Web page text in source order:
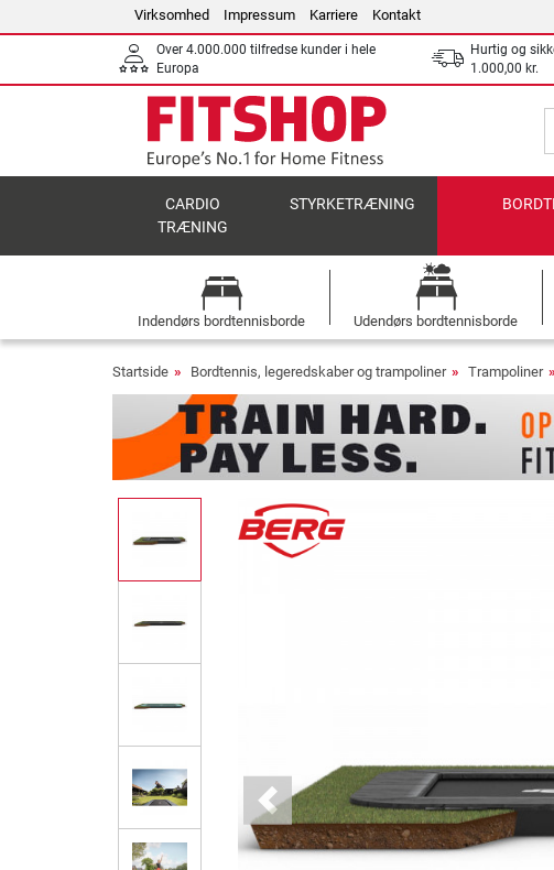
Virksomhed Impressum Karriere Kontakt
Over 4.000.000 tilfredse kunder i hele
Europa
Hurtig og
1.000,00 kr.
CARDIO
TRÆNING
STYRKETRÆNING
Indendørs bordtennisborde Udendørs bordtennisborde
Startside Bordtennis, legeredskaber og trampoliner Trampoliner
Previous